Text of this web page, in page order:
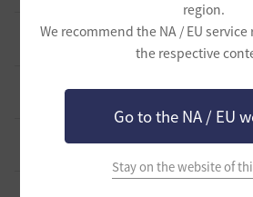
region.
We recommend the NA / EU
the respective
Go to the NA / EU
Stay on the website of
2
波に乗って流れ着いた宝の地図の
937 倉庫の